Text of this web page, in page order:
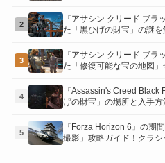
2
『アサシン クリード ブラ
た「黒ひげの財宝」の謎
3
『アサシン クリード ブラ
た「修復可能な宝の地図
コツを紹介！
4
『Assassin's Creed Black
げの財宝」の場所と入手
5
『Forza Horizon 6』の期
撮影」攻略ガイド！クラ